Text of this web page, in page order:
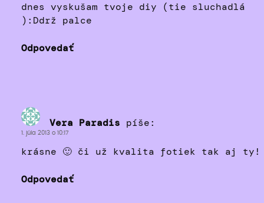
dnes vyskušam tvoje diy (tie sluchadlá
):Ddrž palce
Odpovedať
Vera Paradis píše:
1. júla 2013 o 10:17
krásne 🙂 či už kvalita fotiek tak aj ty!
Odpovedať